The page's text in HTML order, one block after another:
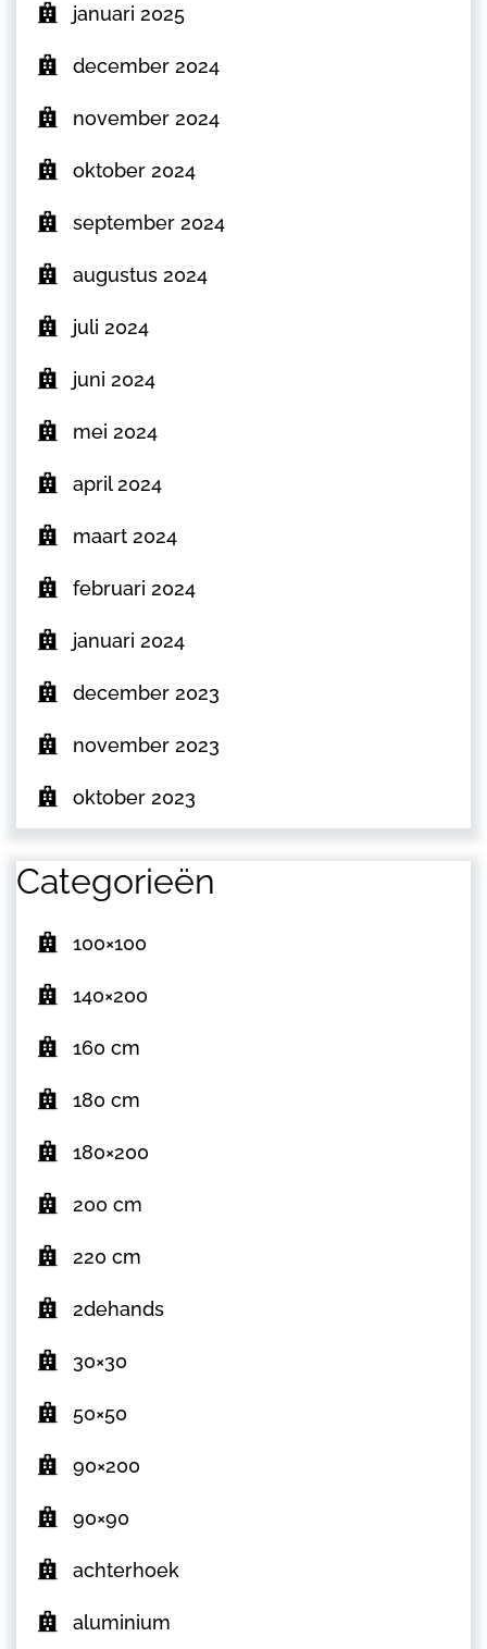
januari 2025
december 2024
november 2024
oktober 2024
september 2024
augustus 2024
juli 2024
juni 2024
mei 2024
april 2024
maart 2024
februari 2024
januari 2024
december 2023
november 2023
oktober 2023
Categorieën
100×100
140×200
160 cm
180 cm
180×200
200 cm
220 cm
2dehands
30×30
50×50
90×200
90×90
achterhoek
aluminium